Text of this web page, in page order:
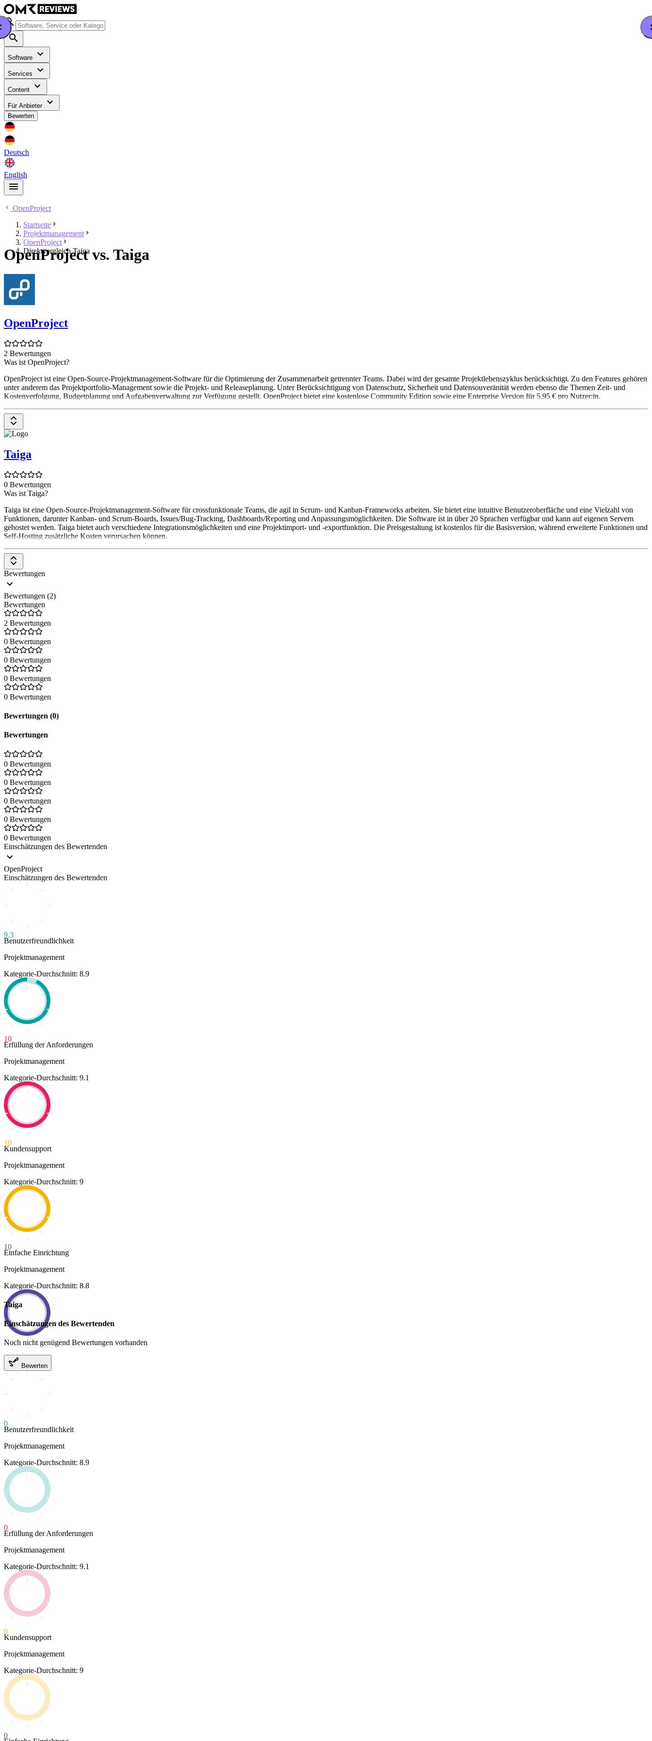
Software
Services
Content
Für Anbieter
Bewerten
Deutsch
English
OpenProject
Startseite
Projektmanagement
OpenProject
Direktvergleich Taiga
OpenProject vs. Taiga
OpenProject
2 Bewertungen
Was ist OpenProject?
OpenProject ist eine Open-Source-Projektmanagement-Software für die Optimierung der Zusammenarbeit getrennter Teams. Dabei wird der gesamte Projektlebenszyklus berücksichtigt. Zu den Features gehören
unter anderem das Projektportfolio-Management sowie die Projekt- und Releaseplanung. Unter Berücksichtigung von Datenschutz, Sicherheit und Datensouveränität werden ebenso die Themen Zeit- und
Kostenverfolgung, Budgetplanung und Aufgabenverwaltung zur Verfügung gestellt. OpenProject bietet eine kostenlose Community Edition sowie eine Enterprise Version für 5,95 € pro Nutzer:in.
Taiga
0 Bewertungen
Was ist Taiga?
Taiga ist eine Open-Source-Projektmanagement-Software für crossfunktionale Teams, die agil in Scrum- und Kanban-Frameworks arbeiten. Sie bietet eine intuitive Benutzeroberfläche und eine Vielzahl von
Funktionen, darunter Kanban- und Scrum-Boards, Issues/Bug-Tracking, Dashboards/Reporting und Anpassungsmöglichkeiten. Die Software ist in über 20 Sprachen verfügbar und kann auf eigenen Servern
gehostet werden. Taiga bietet auch verschiedene Integrationsmöglichkeiten und eine Projektimport- und -exportfunktion. Die Preisgestaltung ist kostenlos für die Basisversion, während erweiterte Funktionen und
Self-Hosting zusätzliche Kosten verursachen können.
Bewertungen
Bewertungen (2)
Bewertungen
2 Bewertungen
0 Bewertungen
0 Bewertungen
0 Bewertungen
0 Bewertungen
Bewertungen (0)
Bewertungen
0 Bewertungen
0 Bewertungen
0 Bewertungen
0 Bewertungen
0 Bewertungen
Einschätzungen des Bewertenden
OpenProject
Einschätzungen des Bewertenden
9.3
Benutzerfreundlichkeit
Projektmanagement
Kategorie-Durchschnitt: 8.9
10
Erfüllung der Anforderungen
Projektmanagement
Kategorie-Durchschnitt: 9.1
10
Kundensupport
Projektmanagement
Kategorie-Durchschnitt: 9
10
Einfache Einrichtung
Projektmanagement
Kategorie-Durchschnitt: 8.8
Taiga
Einschätzungen des Bewertenden
Noch nicht genügend Bewertungen vorhanden
Bewerten
0
Benutzerfreundlichkeit
Projektmanagement
Kategorie-Durchschnitt: 8.9
0
Erfüllung der Anforderungen
Projektmanagement
Kategorie-Durchschnitt: 9.1
0
Kundensupport
Projektmanagement
Kategorie-Durchschnitt: 9
0